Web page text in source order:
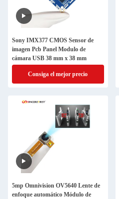
Sony IMX377 CMOS Sensor de
imagen Pcb Panel Modulo de
cámara USB 38 mm x 38 mm
Consiga el mejor precio
5mp Omnivision OV5640 Lente de
enfoque automático Módulo de